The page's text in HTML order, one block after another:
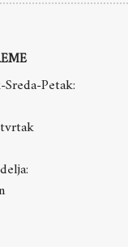
Petak: